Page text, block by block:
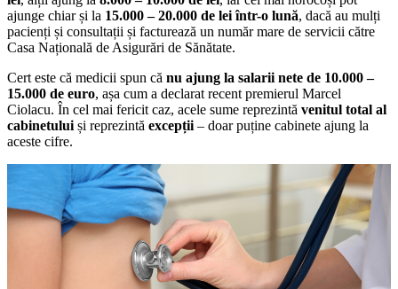
ajunge chiar și la 15.000 – 20.000 de lei într-o lună, dacă au mulți
pacienți și consultații și facturează un număr mare de servicii către
Casa Națională de Asigurări de Sănătate.
Cert este că medicii spun că nu ajung la salarii nete de 10.000 –
15.000 de euro, așa cum a declarat recent premierul Marcel
Ciolacu. În cel mai fericit caz, acele sume reprezintă venitul total al
cabinetului și reprezintă excepții – doar puține cabinete ajung la
aceste cifre.